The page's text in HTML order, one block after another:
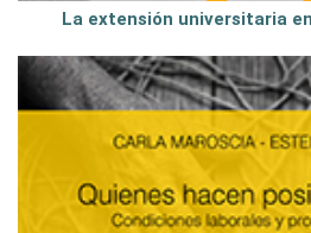
La extensión universitaria